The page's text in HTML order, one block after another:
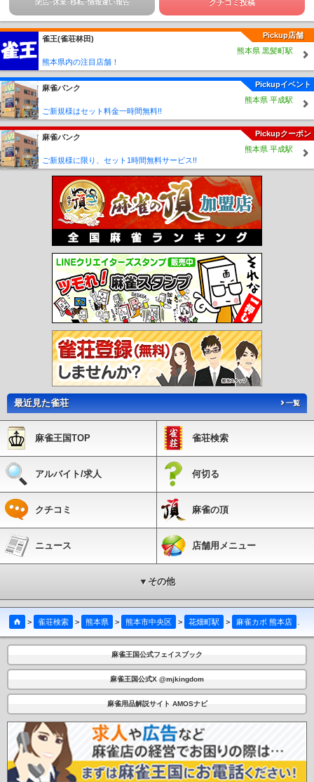
閉店･休業･移転･情報違い報告 クチコミ投稿
Pickup店舗
雀王(雀荘林田)
熊本県 黒髪町駅
熊本県内の注目店舗！
Pickupイベント
麻雀バンク
熊本県 平成駅
ご新規様はセット料金一時間無料!!
Pickupクーポン
麻雀バンク
熊本県 平成駅
ご新規様に限り、セット1時間無料サービス!!
最近見た雀荘 一覧
麻雀王国TOP 雀荘検索
アルバイト/求人 何切る
クチコミ 麻雀の頂
ニュース 店舗用メニュー
▼その他
> 雀荘検索 > 熊本県 > 熊本市中央区 > 花畑町駅 > 麻雀カボ 熊本店
麻雀王国公式フェイスブック
麻雀王国公式X @mjkingdom
麻雀用品解説サイト AMOSナビ